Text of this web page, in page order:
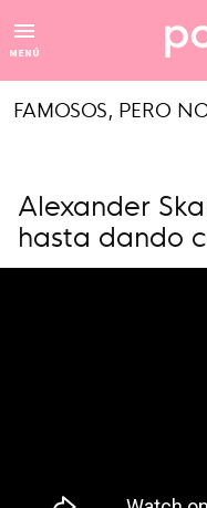
MENÚ
FAMOSOS, PERO
Alexander
hasta dando